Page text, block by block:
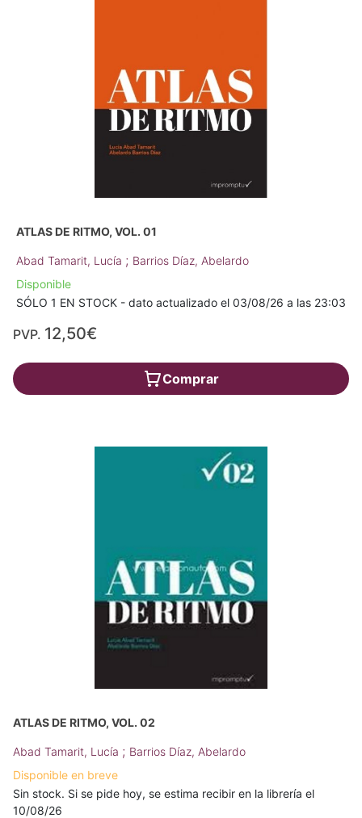
ATLAS DE RITMO, VOL. 01
Abad Tamarit, Lucía ; Barrios Díaz, Abelardo
Disponible
SÓLO 1 EN STOCK - dato actualizado el 03/08/26 a las 23:03
PVP. 12,50€
Comprar
ATLAS DE RITMO, VOL. 02
Abad Tamarit, Lucía ; Barrios Díaz, Abelardo
Disponible en breve
Sin stock. Si se pide hoy, se estima recibir en la librería el
10/08/26